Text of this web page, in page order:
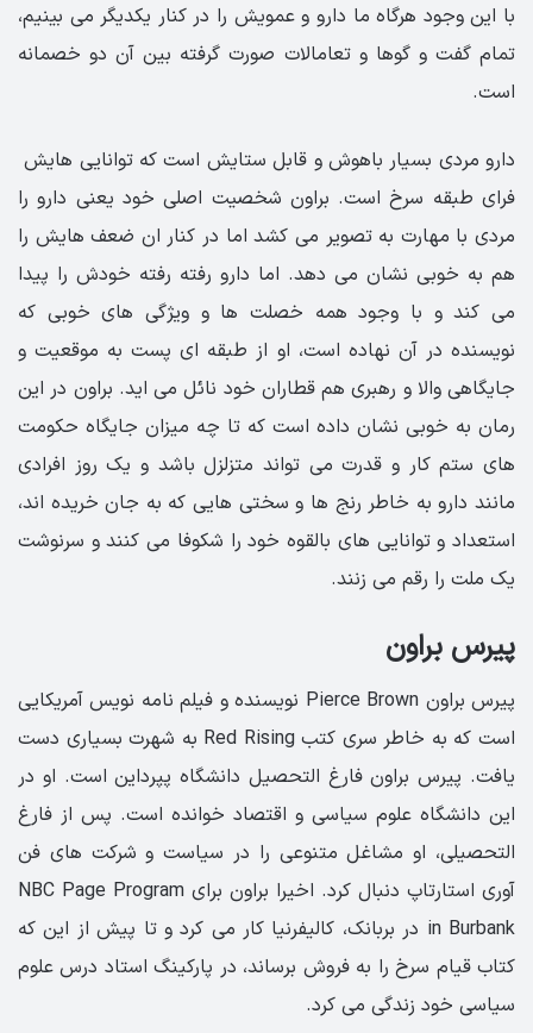
با این وجود هرگاه ما دارو و عمویش را در کنار یکدیگر می بینیم،
تمام گفت و گوها و تعامالات صورت گرفته بین آن دو خصمانه
است.
دارو مردی بسیار باهوش و قابل ستایش است که توانایی هایش
فرای طبقه سرخ است. براون شخصیت اصلی خود یعنی دارو را
مردی با مهارت به تصویر می کشد اما در کنار ان ضعف هایش را
هم به خوبی نشان می دهد. اما دارو رفته رفته خودش را پیدا
می کند و با وجود همه خصلت ها و ویژگی های خوبی که
نویسنده در آن نهاده است، او از طبقه ای پست به موقعیت و
جایگاهی والا و رهبری هم قطاران خود نائل می اید. براون در این
رمان به خوبی نشان داده است که تا چه میزان جایگاه حکومت
های ستم کار و قدرت می تواند متزلزل باشد و یک روز افرادی
مانند دارو به خاطر رنج ها و سختی هایی که به جان خریده اند،
استعداد و توانایی های بالقوه خود را شکوفا می کنند و سرنوشت
یک ملت را رقم می زنند.
پیرس براون
پیرس براون Pierce Brown نویسنده و فیلم نامه نویس آمریکایی
است که به خاطر سری کتب Red Rising به شهرت بسیاری دست
یافت. پیرس براون فارغ التحصیل دانشگاه پپرداین است. او در
این دانشگاه علوم سیاسی و اقتصاد خوانده است. پس از فارغ
التحصیلی، او مشاغل متنوعی را در سیاست و شرکت های فن
آوری استارتاپ دنبال کرد. اخیرا براون برای NBC Page Program
in Burbank در بربانک، کالیفرنیا کار می کرد و تا پیش از این که
کتاب قیام سرخ را به فروش برساند، در پارکینگ استاد درس علوم
سیاسی خود زندگی می کرد.